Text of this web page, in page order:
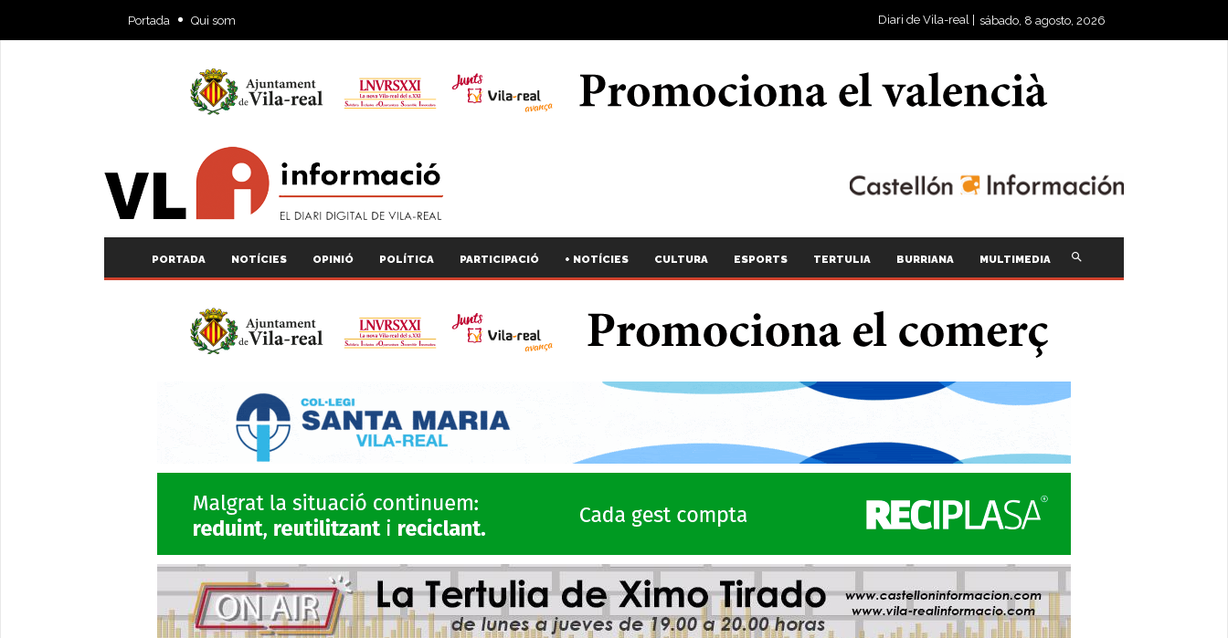
Portada Qui som Diari de Vila-real | sábado, 8 agosto, 2026
PORTADA NOTÍCIES OPINIÓ POLÍTICA PARTICIPACIÓ + NOTÍCIES CULTURA ESPORTS TERTULIA BURRIANA MULTIMEDIA